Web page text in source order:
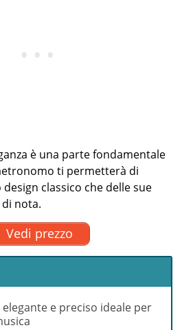
è una parte fondamentale
ti permetterà di
classico che delle sue
nota.
Vedi prezzo
e preciso ideale per